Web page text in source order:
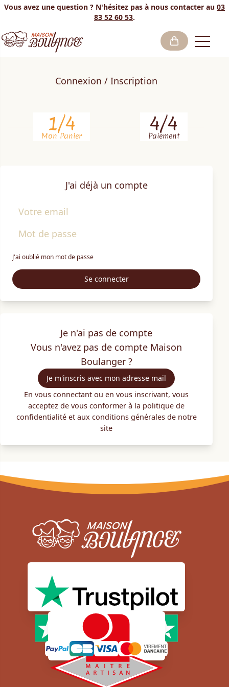
Vous avez une question ? N'hésitez pas à nous contacter au 03
83 52 60 53.
Connexion / Inscription
1/4
Mon Panier 4/4
Paiement
J'ai déjà un compte
J'ai oublié mon mot de passe
Se connecter
Je n'ai pas de compte
Vous n'avez pas de compte Maison
Boulanger?
Je m'inscris avec mon adresse mail
En vous connectant ou en vous inscrivant, vous
acceptez de vous conformer à la politique de
confidentialitéet aux conditions généralesde notre
site
Moyens de paiement sécurisé
Newsletter